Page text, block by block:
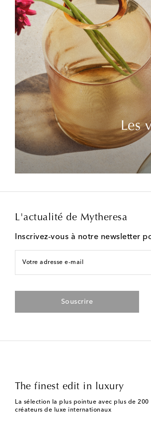
Les
L'actualité de Mytheresa
Inscrivez-vous à notre newsletter
Votre adresse e-mail
Souscrire
The finest edit in luxury
La sélection la plus pointue avec plus de 200
créateurs de luxe internationaux